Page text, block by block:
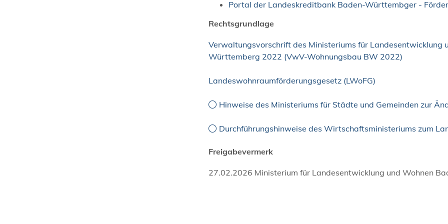
Portal der Landeskreditbank Baden-Württembger -
Rechtsgrundlage
Verwaltungsvorschrift des Ministeriums für
Württemberg 2022 (VwV-Wohnungsbau BW 2022)
Landeswohnraumförderungsgesetz (LWoFG)
Hinweise des Ministeriums für Städte und Gemeinden zur
Durchführungshinweise des Wirtschaftsministeriums zum
Freigabevermerk
27.02.2026 Ministerium für Landesentwicklung und Wohnen